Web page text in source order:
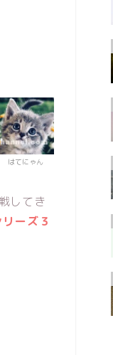
はてにゃん
してき
ーズ３